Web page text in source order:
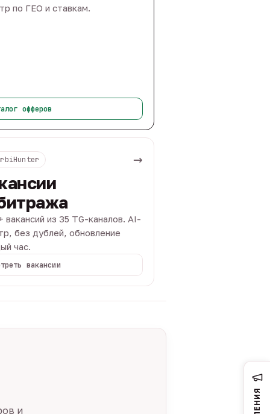
по ГЕО и ставкам.
офферов
→
вакансий из 35 TG-каналов. AI-
без дублей, обновление
час.
вакансии
и